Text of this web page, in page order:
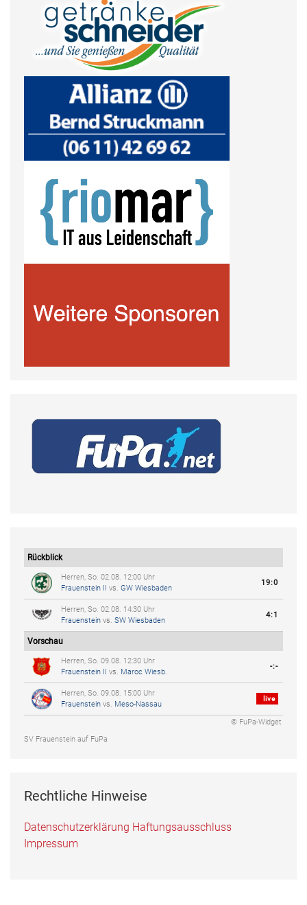
Rückblick
Herren, So. 02.08. 12:00 Uhr
Frauenstein II vs. GW Wiesbaden
19:0
Herren, So. 02.08. 14:30 Uhr
Frauenstein vs. SW Wiesbaden
4:1
Vorschau
Herren, So. 09.08. 12:30 Uhr
Frauenstein II vs. Maroc Wiesb.
-:-
Herren, So. 09.08. 15:00 Uhr
Frauenstein vs. Meso-Nassau
live
© FuPa-Widget
SV Frauenstein auf FuPa
Rechtliche Hinweise
Datenschutzerklärung Haftungsausschluss
Impressum